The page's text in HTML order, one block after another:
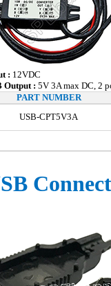
: 12VDC
Output : 5V 3A max DC, 2
PART NUMBER
USB-CPT5V3A